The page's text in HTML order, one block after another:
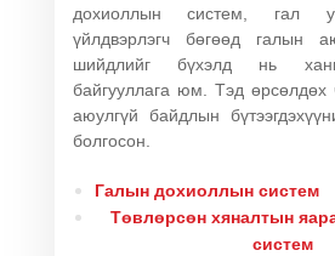
дохиоллын систем, гал
үйлдвэрлэгч бөгөөд галын
шийдлийг бүхэлд нь
байгууллага юм. Тэд өрсөлдөх
аюулгүй байдлын
болгосон.
Галын дохиоллын систем
Төвлөрсөн хяналтын
систем